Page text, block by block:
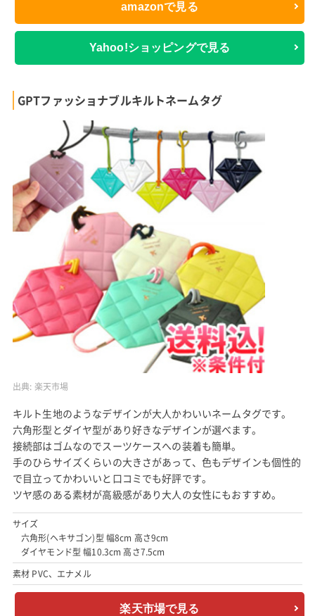
amazonで見る
Yahoo!ショッピングで見る
GPTファッショナブルキルトネームタグ
出典: 楽天市場
キルト生地のようなデザインが大人かわいいネームタグです。
六角形型とダイヤ型があり好きなデザインが選べます。
接続部はゴムなのでスーツケースへの装着も簡単。
手のひらサイズくらいの大きさがあって、色もデザインも個性的
で目立ってかわいいと口コミでも好評です。
ツヤ感のある素材が高級感があり大人の女性にもおすすめ。
サイズ
六角形(ヘキサゴン)型 幅8cm 高さ9cm
ダイヤモンド型 幅10.3cm 高さ7.5cm
素材 PVC、エナメル
楽天市場で見る